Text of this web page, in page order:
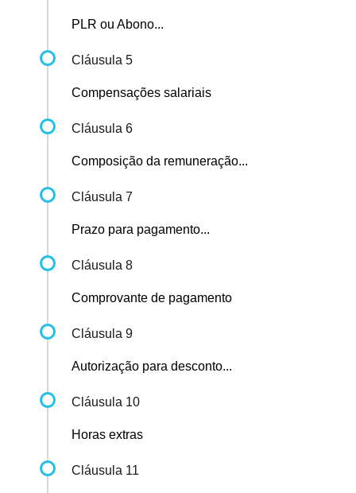
PLR ou Abono...
Cláusula 5
Compensações salariais
Cláusula 6
Composição da remuneração...
Cláusula 7
Prazo para pagamento...
Cláusula 8
Comprovante de pagamento
Cláusula 9
Autorização para desconto...
Cláusula 10
Horas extras
Cláusula 11